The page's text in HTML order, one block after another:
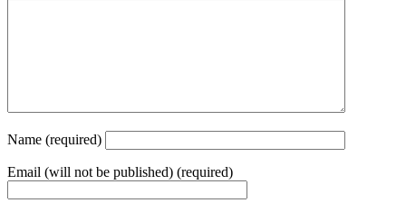
Name (required)
Email (will not be published) (required)